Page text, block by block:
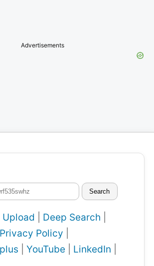
Advertisements
Search
Upload Deep Search
Privacy Policy
YouTube LinkedIn